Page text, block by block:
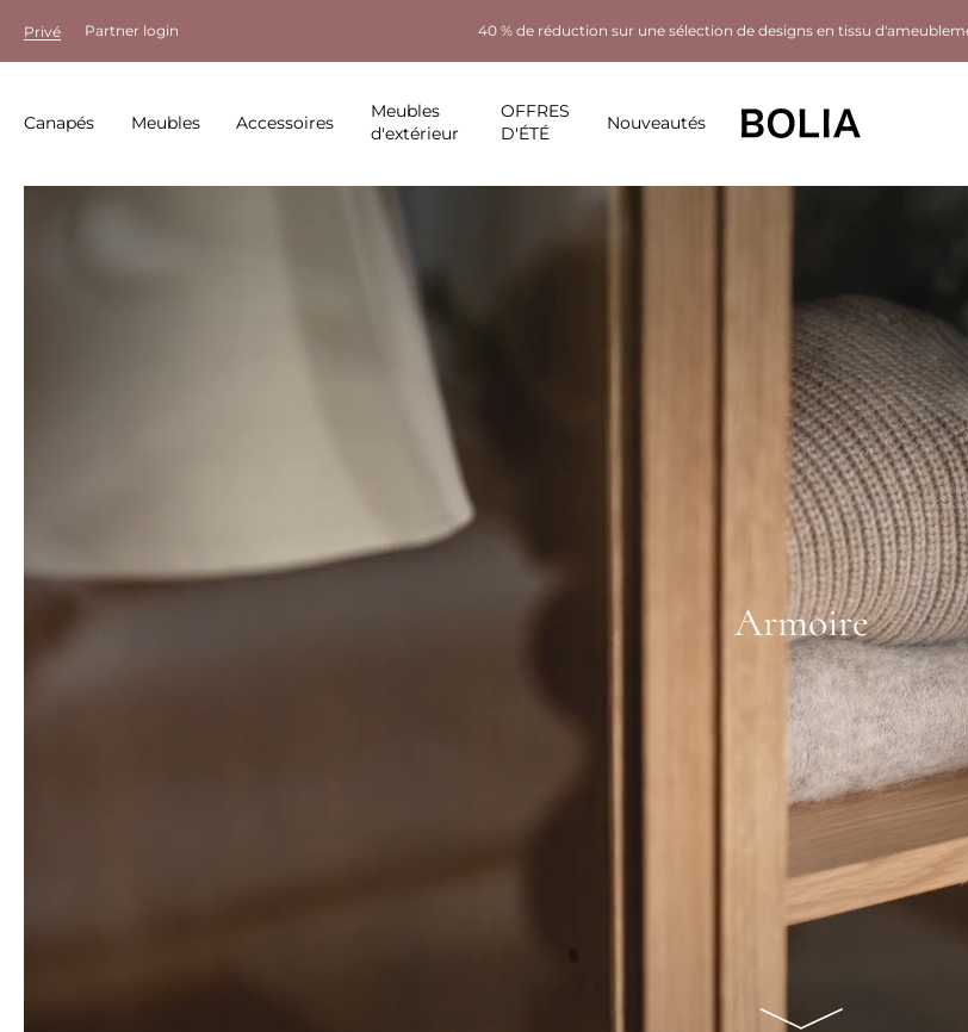
Privé Partner login 40 % de réduction sur une sélection de designs en tissu
Canapés Meubles Accessoires
Meubles
d'extérieur
OFFRES
D'ÉTÉ
Nouveautés
Armoire